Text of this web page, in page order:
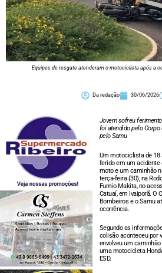
Equipes de resgate atenderam o motociclista após a
Da redação 30/06/2026
Jovem sofreu
foi atendido pelo Corpo
pelo Samu
Um motociclista de 18
ferido em um acidente
moto e um caminhão
terça-feira (30), na
Fumio Makita, no
Catuaí, em Ivaiporã. O
Bombeiros e o Samu
ocorrência.
Segundo as
colisão aconteceu por
envolveu um caminhão
uma motocicleta
ESD.